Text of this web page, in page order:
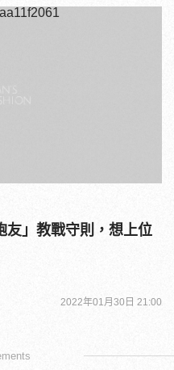
友」教戰守則，想上位
2022年01月30日 21:00